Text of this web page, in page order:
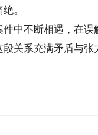
。
中不断相遇，在
关系充满矛盾与张